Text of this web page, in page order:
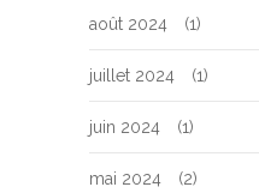
août 2024 (1)
juillet 2024 (1)
juin 2024 (1)
mai 2024 (2)